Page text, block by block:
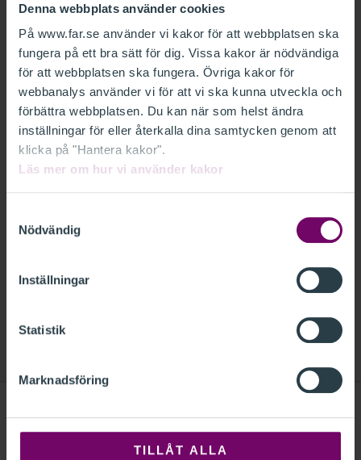
Denna webbplats använder cookies
På www.far.se använder vi kakor för att webbplatsen ska
fungera på ett bra sätt för dig. Vissa kakor är nödvändiga
för att webbplatsen ska fungera. Övriga kakor för
webbanalys använder vi för att vi ska kunna utveckla och
förbättra webbplatsen. Du kan när som helst ändra
inställningar för eller återkalla dina samtycken genom att
klicka på "Hantera kakor".
Läs mer om hur vi använder kakor
Nödvändig
Inställningar
Statistik
Marknadsföring
TILLÅT ALLA
FAR vill lämna kommentarer avseende
Finansdepartementets remiss Promemorian
Godkännande för F-skatt - nya hinder och
återkallelsegrunder (Fi2024/02090).
FAR vill med anledning av detta anföra
följande.
FAR REMISSVAR - PROMEMORIAN
OCH ÅTERKALLELSEGRUNDER, FI2024 02090